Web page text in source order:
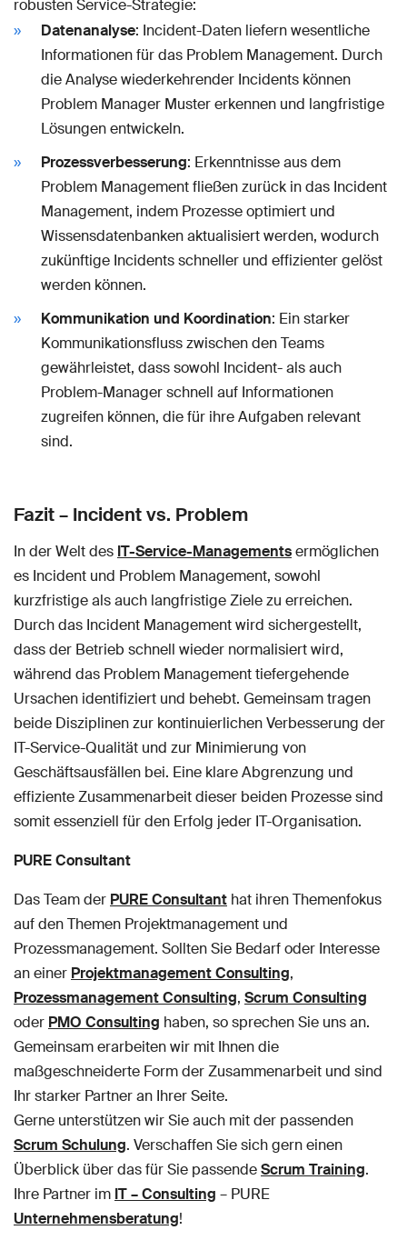
robusten Service-Strategie:
Datenanalyse: Incident-Daten liefern wesentliche
Informationen für das Problem Management. Durch
die Analyse wiederkehrender Incidents können
Problem Manager Muster erkennen und langfristige
Lösungen entwickeln.
Prozessverbesserung: Erkenntnisse aus dem
Problem Management fließen zurück in das Incident
Management, indem Prozesse optimiert und
Wissensdatenbanken aktualisiert werden, wodurch
zukünftige Incidents schneller und effizienter gelöst
werden können.
Kommunikation und Koordination: Ein starker
Kommunikationsfluss zwischen den Teams
gewährleistet, dass sowohl Incident- als auch
Problem-Manager schnell auf Informationen
zugreifen können, die für ihre Aufgaben relevant
sind.
Fazit – Incident vs. Problem
In der Welt des IT-Service-Managementsermöglichen
es Incident und Problem Management, sowohl
kurzfristige als auch langfristige Ziele zu erreichen.
Durch das Incident Management wird sichergestellt,
dass der Betrieb schnell wieder normalisiert wird,
während das Problem Management tiefergehende
Ursachen identifiziert und behebt. Gemeinsam tragen
beide Disziplinen zur kontinuierlichen Verbesserung der
IT-Service-Qualität und zur Minimierung von
Geschäftsausfällen bei. Eine klare Abgrenzung und
effiziente Zusammenarbeit dieser beiden Prozesse sind
somit essenziell für den Erfolg jeder IT-Organisation.
PURE Consultant
Das Team der PURE Consultant hat ihren Themenfokus
auf den Themen Projektmanagement und
Prozessmanagement. Sollten Sie Bedarf oder Interesse
an einer Projektmanagement Consulting,
Prozessmanagement Consulting, Scrum Consulting
oder PMO Consulting haben, so sprechen Sie uns an.
Gemeinsam erarbeiten wir mit Ihnen die
maßgeschneiderte Form der Zusammenarbeit und sind
Ihr starker Partner an Ihrer Seite.
Gerne unterstützen wir Sie auch mit der passenden
Scrum Schulung. Verschaffen Sie sich gern einen
Überblick über das für Sie passendeScrum Training.
Ihre Partner im IT – Consulting – PURE
Unternehmensberatung!